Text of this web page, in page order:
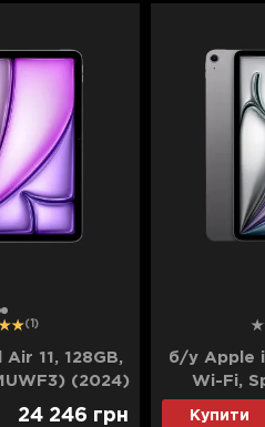
2
(1)
11, 128GB,
(2024)
24 246 грн
б/у Apple
Wi-Fi,
Купити